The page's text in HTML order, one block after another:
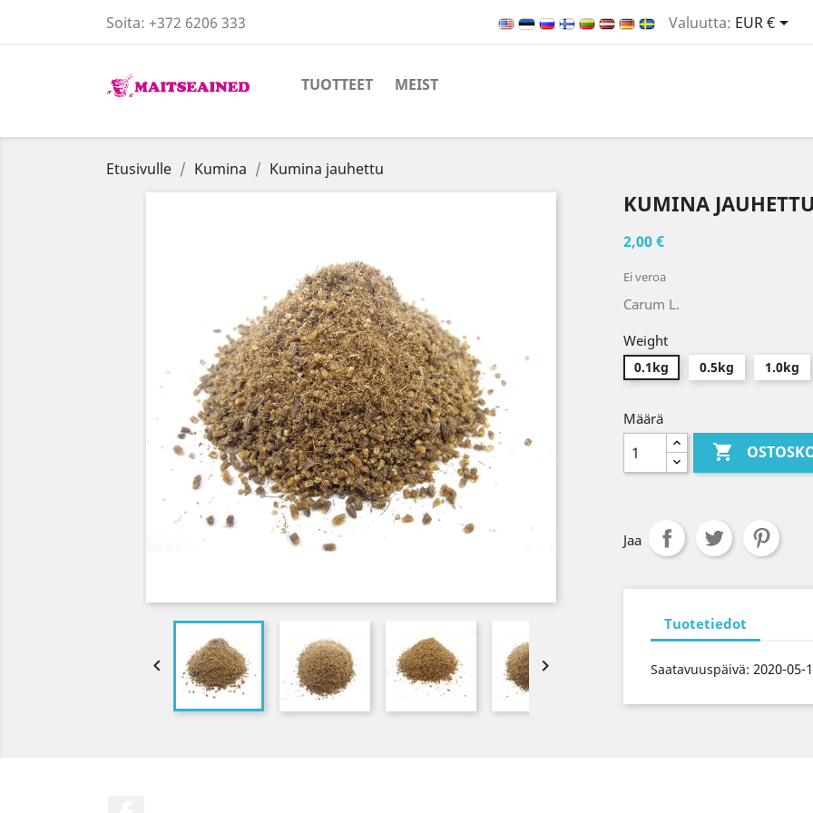
Soita: +372 6206 333 Valuutta: EUR €
TUOTTEET MEIST
Etusivulle Kumina Kumina jauhettu
 
KUMINA JAUHETTU
2,00 €
Ei veroa
Carum L.
Weight
0.1kg 0.5kg 1.0kg
Määrä

Jaa
Tuotetiedot
Saatavuuspäivä: 2020-05-